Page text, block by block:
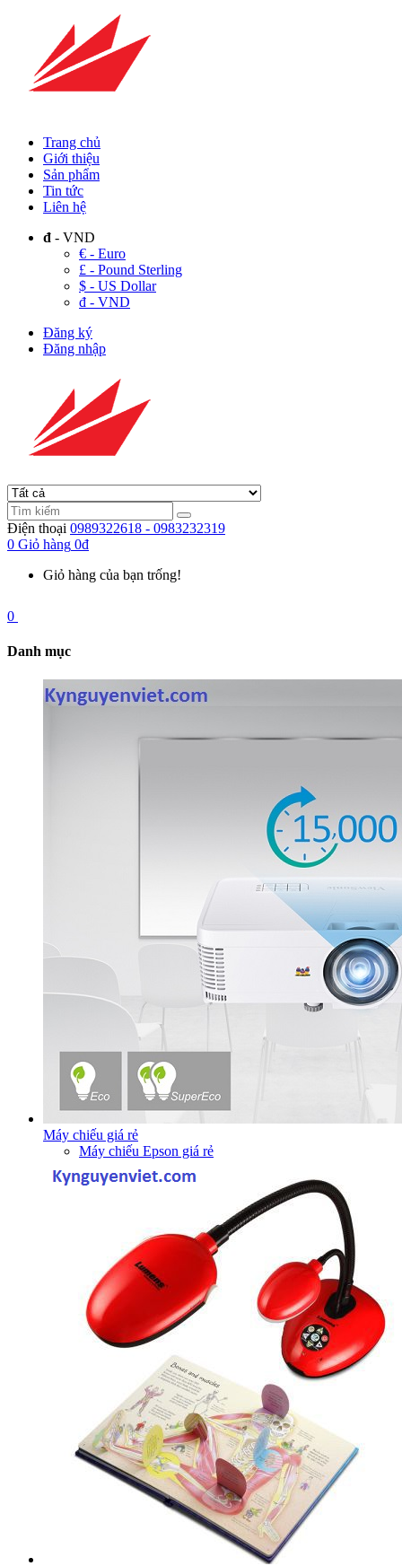
Trang chủ
Giới thiệu
Sản phẩm
Tin tức
Liên hệ
đ - VND
€ - Euro
£ - Pound Sterling
$ - US Dollar
đ - VND
Đăng ký
Đăng nhập
Điện thoại 0989322618 - 0983232319
0 Giỏ hàng 0đ
Giỏ hàng của bạn trống!
0
Danh mục
Máy chiếu giá rẻ
Máy chiếu Epson giá rẻ